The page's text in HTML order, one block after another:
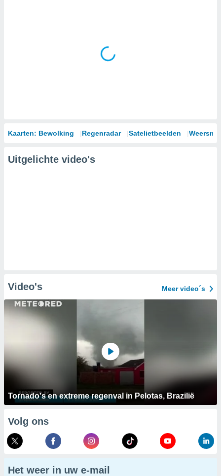
Kaarten: Bewolking Regenradar Satelietbeelden
Uitgelichte video's
Video's Meer video´s
Tornado's en extreme regenval in Pelotas, Brazilië
Volg ons
Het weer in uw e-mail